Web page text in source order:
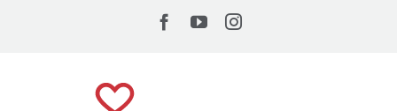
Facebook
YouTubeInstagram